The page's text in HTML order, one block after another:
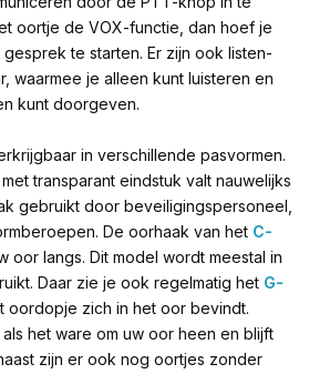
oortje de VOX-functie, dan hoef je
te starten. Er zijn ook listen-
waarmee je alleen kunt luisteren en
kunt doorgeven.
in verschillende pasvormen.
met transparant eindstuk valt nauwelijks
gebruikt door beveiligingspersoneel,
De oorhaak van het C-
oor langs. Dit model wordt meestal in
Daar zie je ook regelmatig het G-
oordopje zich in het oor bevindt.
het ware om uw oor heen en blijft
zijn er ook nog oortjes zonder